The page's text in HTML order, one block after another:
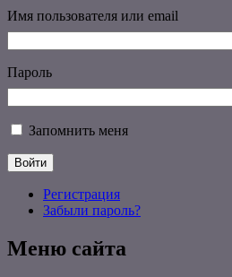
Имя пользователя или email
Пароль
Запомнить меня
Войти
Регистрация
Забыли пароль?
Меню сайта